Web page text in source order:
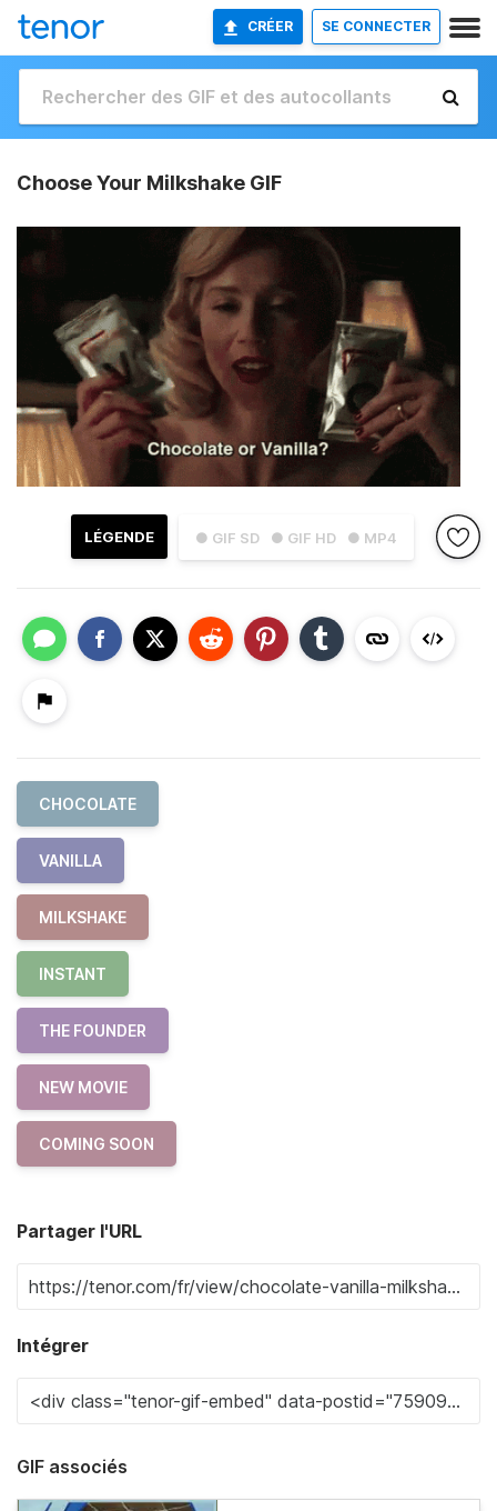
CRÉER SE CONNECTER
Choose Your Milkshake GIF
● GIF SD ● GIF HD ● MP4
LÉGENDE
CHOCOLATE
VANILLA
MILKSHAKE
INSTANT
THE FOUNDER
NEW MOVIE
COMING SOON
Partager l'URL
Intégrer
GIF associés